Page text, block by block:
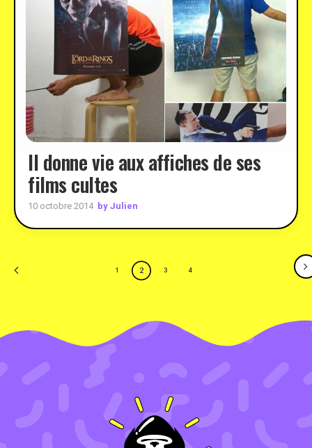
Il donne vie aux affiches de ses
films cultes
10 octobre 2014 by Julien
1 2 3 4